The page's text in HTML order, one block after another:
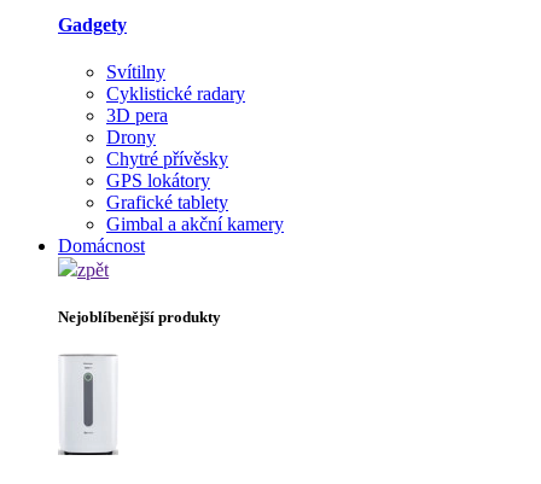
Gadgety
Svítilny
Cyklistické radary
3D pera
Drony
Chytré přívěsky
GPS lokátory
Grafické tablety
Gimbal a akční kamery
Domácnost
zpět
Nejoblíbenější produkty